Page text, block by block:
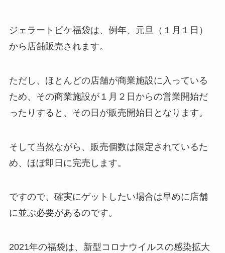
ジェラートピケ福袋は、例年、 元旦（１月１日）
から店舗販売されます。
ただし、ほとんどの店舗が商業施設に入っている
ため、その商業施設が１月２日からの営業開始だ
ったりすると、その日が販売開始日となります。
そして当然ながら、販売個数は限定されているた
め、 ほぼ即日に完売 します。
ですので、確実にゲットしたい場合は早めに店舗
に並ぶ必要があるのです。
2021年の福袋は、新型コロナウイルスの感染拡大